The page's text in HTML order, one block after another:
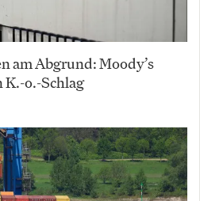
am Abgrund: Moody’s
K.-o.-Schlag